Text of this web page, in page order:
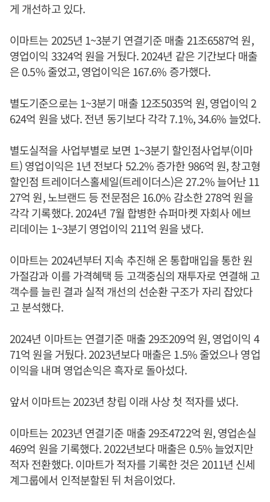
게 개선하고 있다.
이마트는 2025년 1~3분기 연결기준 매출 21조6587억 원,
영업이익 3324억 원을 거뒀다. 2024년 같은 기간보다 매출
은 0.5% 줄었고, 영업이익은 167.6% 증가했다.
별도기준으로는 1~3분기 매출 12조5035억 원, 영업이익 2
624억 원을 냈다. 전년 동기보다 각각 7.1%, 34.6% 늘었다.
별도실적을 사업부별로 보면 1~3분기 할인점사업부(이마
트) 영업이익은 1년 전보다 52.2% 증가한 986억 원, 창고형
할인점 트레이더스홀세일(트레이더스)은 27.2% 늘어난 11
27억 원, 노브랜드 등 전문점은 16.0% 감소한 278억 원을
각각 기록했다. 2024년 7월 합병한 슈퍼마켓 자회사 에브
리데이는 1~3분기 영업이익 211억 원을 냈다.
이마트는 2024년부터 지속 추진해 온 통합매입을 통한 원
가절감과 이를 가격혜택 등 고객중심의 재투자로 연결해 고
객수를 늘린 결과 실적 개선의 선순환 구조가 자리 잡았다
고 분석했다.
2024년 이마트는 연결기준 매출 29조209억 원, 영업이익 4
71억 원을 거뒀다. 2023년보다 매출은 1.5% 줄었으나 영업
이익을 내며 영업손익은 흑자로 돌아섰다.
앞서 이마트는 2023년 창립 이래 사상 첫 적자를 냈다.
이마트는 2023년 연결기준 매출 29조4722억 원, 영업손실
469억 원을 기록했다. 2022년보다 매출은 0.5% 늘었지만
적자 전환했다. 이마트가 적자를 기록한 것은 2011년 신세
계그룹에서 인적분할된 뒤 처음이었다.